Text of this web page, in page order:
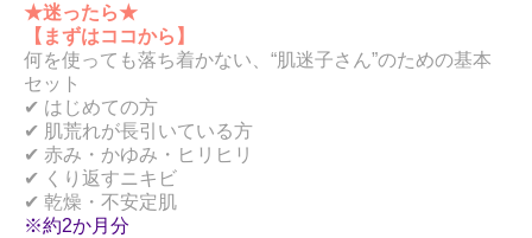
★迷ったら★
【まずはココから】
何を使っても落ち着かない、“肌迷子さん”のための基本
セット
✔ はじめての方
✔ 肌荒れが長引いている方
✔ 赤み・かゆみ・ヒリヒリ
✔ くり返すニキビ
✔ 乾燥・不安定肌
※約2か月分